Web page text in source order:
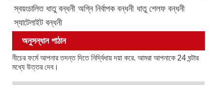
স্বয়ংচালিত ধাতু বন্ধনী অগ্নি নির্বাপক বন্ধনী ধাতু শেলফ বন্ধনী
স্যাটেলাইট বন্ধনী
অনুসন্ধান পাঠান
নীচের ফর্মে আপনার তদন্ত দিতে নির্দ্বিধায় দয়া করে. আমরা আপনাকে 24 ঘন্টার
মধ্যে উত্তর দেব।